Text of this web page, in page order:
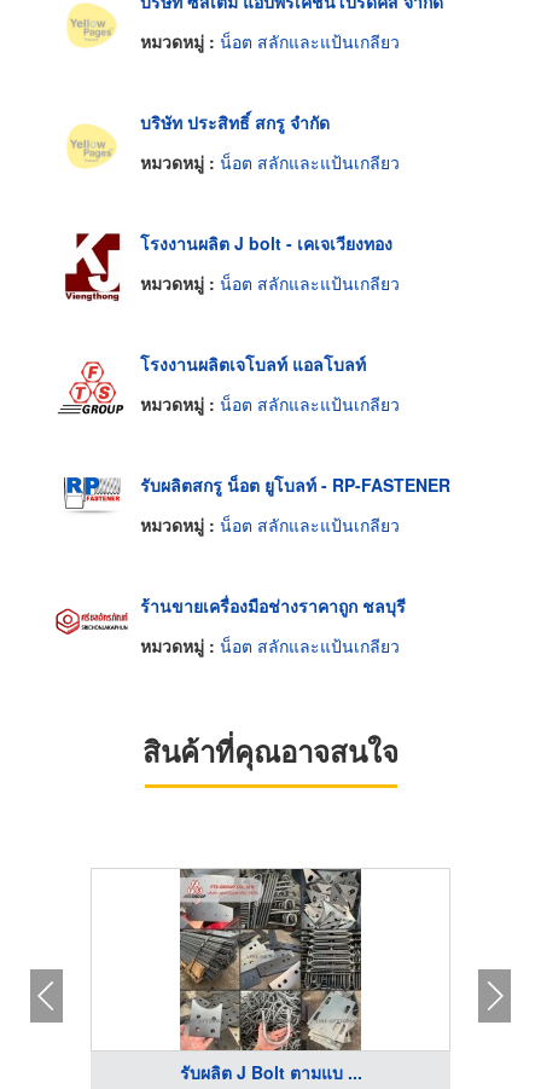
หมวดหมู่ : น็อต สลักและแป้นเกลียว
บริษัท ประสิทธิ์ สกรู จำกัด
หมวดหมู่ : น็อต สลักและแป้นเกลียว
โรงงานผลิต J bolt - เคเจเวียงทอง
หมวดหมู่ : น็อต สลักและแป้นเกลียว
โรงงานผลิตเจโบลท์ แอลโบลท์
หมวดหมู่ : น็อต สลักและแป้นเกลียว
รับผลิตสกรู น็อต ยูโบลท์ - RP-FASTENER
หมวดหมู่ : น็อต สลักและแป้นเกลียว
ร้านขายเครื่องมือช่างราคาถูก ชลบุรี
หมวดหมู่ : น็อต สลักและแป้นเกลียว
สินค้าที่คุณอาจสนใจ
รับผลิต J Bolt ตามแบ ...